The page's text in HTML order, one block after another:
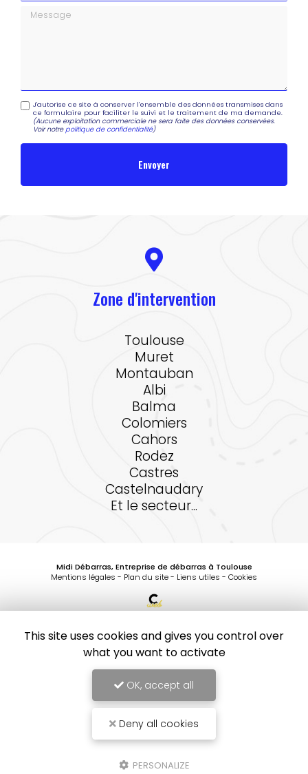
Message
J'autorise ce site à conserver l'ensemble des données transmises dans
ce formulaire pour faciliter le suivi et le traitement de ma demande.
(Aucune exploitation commerciale ne sera faite des données conservées.
Voir notrepolitique de confidentialité)
Zone d'intervention
Toulouse
Muret
Montauban
Albi
Balma
Colomiers
Cahors
Rodez
Castres
Castelnaudary
Et le secteur...
Midi Débarras, Entreprise de débarras à Toulouse
Mentions légales - Plan du site- Liens utiles - Cookies
Demande de Devis
Secteurs-En savoir +
Sitemap
Entreprise de débarras à Toulouse
Entreprise de débarras à Toulouse
et-Garonne, Montauban, Gaillac, Castres, Albi, Graulhet, Mazamét
Colomiers, Montauban, Montech, Castelsarrasin, Moissac, Bressol,
10/10
1 avis
This site uses cookies and gives you control over
what you want to activate
OK, accept all
Deny all cookies
PERSONALIZE